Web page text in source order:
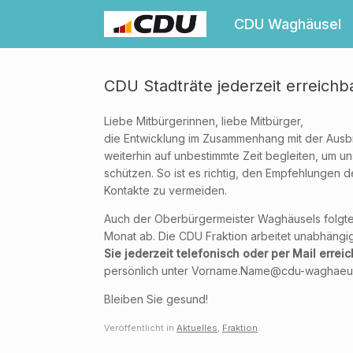
CDU Waghäusel
CDU Stadträte jederzeit
Liebe Mitbürgerinnen, liebe Mitbürger,
die Entwicklung im Zusammenhang mit der
weiterhin auf unbestimmte Zeit begleiten, um
schützen. So ist es richtig, den Empfehlungen
Kontakte zu vermeiden.
Auch der Oberbürgermeister Waghäusels
Monat ab. Die CDU Fraktion arbeitet
Sie jederzeit telefonisch oder per Mail
persönlich unter Vorname.Name@cdu-
Bleiben Sie gesund!
Veröffentlicht in Aktuelles Fraktion